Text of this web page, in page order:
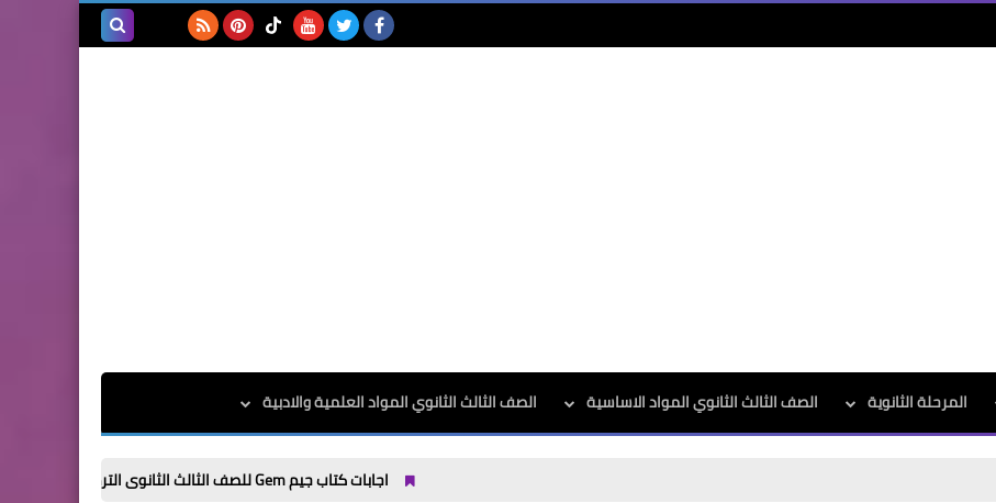
المرحلة الثانوية الصف الثالث الثانوي المواد الاساسية الصف الثالث الثانوي المواد العلمية والادبية
اجابات كتاب جيم Gem للصف الثالث الثانوى الترم الاول 2025